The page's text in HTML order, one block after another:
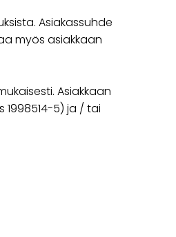
Asiakassuhde
myös asiakkaan
Asiakkaan
5) ja / tai